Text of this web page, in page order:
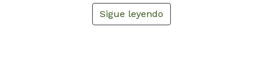
Sigue leyendo